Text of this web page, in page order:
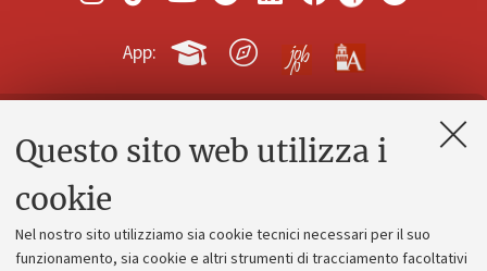
Questo sito web utilizza i
cookie
Nel nostro sito utilizziamo sia cookie tecnici necessari per il suo
funzionamento, sia cookie e altri strumenti di tracciamento facoltativi
App:
Contatti e PEC
Alumni community